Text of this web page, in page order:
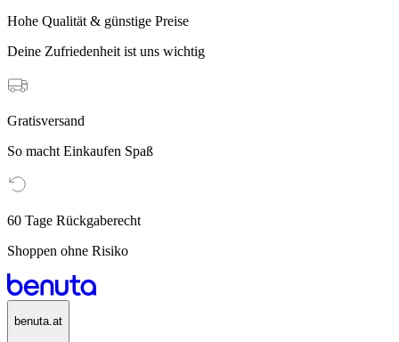
Hohe Qualität & günstige Preise
Deine Zufriedenheit ist uns wichtig
Gratisversand
So macht Einkaufen Spaß
60 Tage Rückgaberecht
Shoppen ohne Risiko
benuta.at